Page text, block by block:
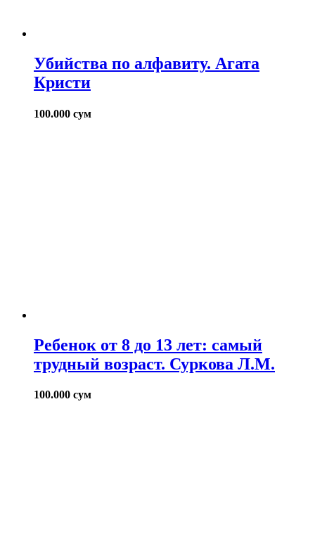
Убийства по алфавиту. Агата
Кристи
100.000 сум
Ребенок от 8 до 13 лет: самый
трудный возраст. Суркова Л.М.
100.000 сум